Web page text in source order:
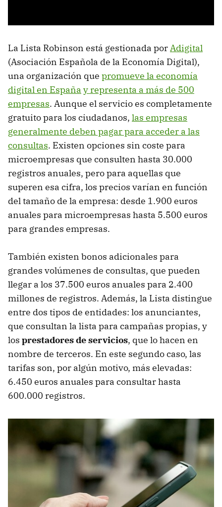
La Lista Robinson está gestionada porAdigital
(Asociación Española de la Economía Digital),
una organización que promueve la economía
digital en España y representa a más de 500
empresas. Aunque el servicio es completamente
gratuito para los ciudadanos, las empresas
generalmente deben pagar para acceder a las
consultas. Existen opciones sin coste para
microempresas que consulten hasta 30.000
registros anuales, pero para aquellas que
superen esa cifra, los precios varían en función
del tamaño de la empresa: desde 1.900 euros
anuales para microempresas hasta 5.500 euros
para grandes empresas.
También existen bonos adicionales para
grandes volúmenes de consultas, que pueden
llegar a los 37.500 euros anuales para 2.400
millones de registros. Además, la Lista distingue
entre dos tipos de entidades: los anunciantes,
que consultan la lista para campañas propias, y
los prestadores de servicios, que lo hacen en
nombre de terceros. En este segundo caso, las
tarifas son, por algún motivo, más elevadas:
6.450 euros anuales para consultar hasta
600.000 registros.